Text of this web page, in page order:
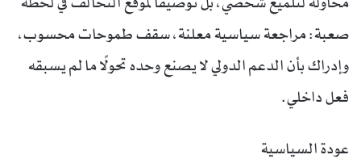
صعبة: مراجعة سياسية معلنة، سقف طموحات محسوب،
وإدراك بأن الدعم الدولي لا يصنع وحده تحولًا ما لم يسبقه
فعل داخلي.
عودة السياسية